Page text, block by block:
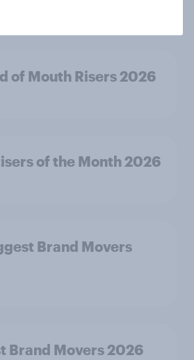
of Mouth Risers 2026
of the Month 2026
Brand Movers
Brand Movers 2026